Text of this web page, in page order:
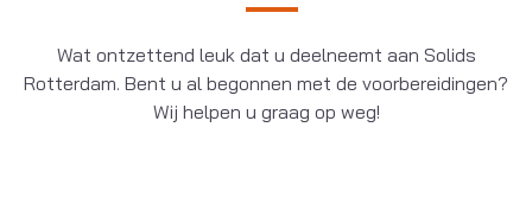
Wat ontzettend leuk dat u deelneemt aan Solids
Rotterdam. Bent u al begonnen met de voorbereidingen?
Wij helpen u graag op weg!